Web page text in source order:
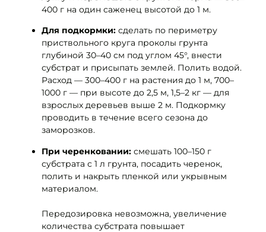
400 г на один саженец высотой до 1 м.
Для подкормки: сделать по периметру
приствольного круга проколы грунта
глубиной 30–40 см под углом 45°, внести
субстрат и присыпать землей. Полить водой.
Расход — 300–400 г на растения до 1 м, 700–
1000 г — при высоте до 2,5 м, 1,5–2 кг — для
взрослых деревьев выше 2 м. Подкормку
проводить в течение всего сезона до
заморозков.
При черенковании: смешать 100–150 г
субстрата с 1 л грунта, посадить черенок,
полить и накрыть пленкой или укрывным
материалом.
Передозировка невозможна, увеличение
количества субстрата повышает